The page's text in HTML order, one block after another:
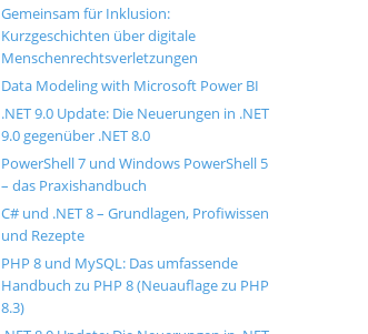
Gemeinsam für Inklusion:
Kurzgeschichten über digitale
Menschenrechtsverletzungen
Data Modeling with Microsoft Power BI
.NET 9.0 Update: Die Neuerungen in .NET
9.0 gegenüber .NET 8.0
PowerShell 7 und Windows PowerShell 5
– das Praxishandbuch
C# und .NET 8 – Grundlagen, Profiwissen
und Rezepte
PHP 8 und MySQL: Das umfassende
Handbuch zu PHP 8 (Neuauflage zu PHP
8.3)